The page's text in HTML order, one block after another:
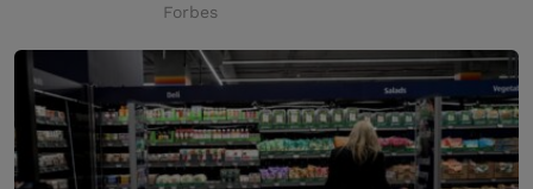
Forbes